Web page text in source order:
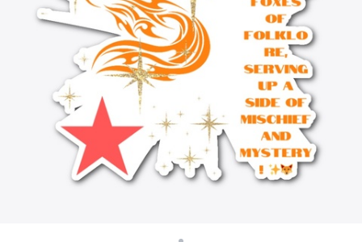
Verkoop overal
Verkoop alles
Classic Crew Neck T-Shirt
US$ 22,99
Unisex Premium Pullover Hoodie
US$ 40,99
Bella Canvas 3001 | Classic Unisex Jersey T-Shirt
US$ 21,99